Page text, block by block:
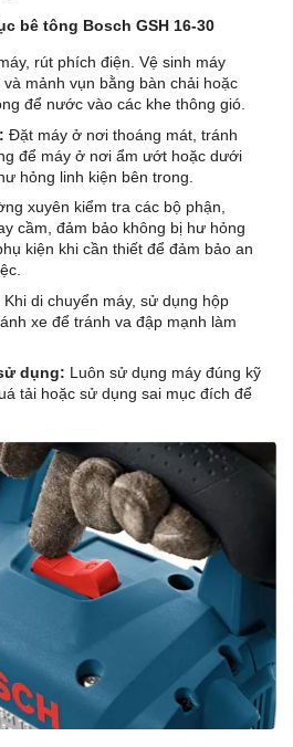
bê tông Bosch GSH 16-30
rút phích điện. Vệ sinh máy
mảnh vụn bằng bàn chải hoặc
để nước vào các khe thông gió.
Đặt máy ở nơi thoáng mát, tránh
để máy ở nơi ẩm ướt hoặc dưới
hỏng linh kiện bên trong.
xuyên kiểm tra các bộ phận,
cầm, đảm bảo không bị hư hỏng
kiện khi cần thiết để đảm bảo an
Khi di chuyển máy, sử dụng hộp
xe để tránh va đập mạnh làm
dụng: Luôn sử dụng máy đúng kỹ
tải hoặc sử dụng sai mục đích để